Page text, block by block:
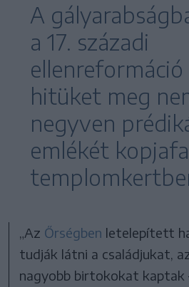
A
a 17. századi
ellenreformáció
hitüket meg
negyven
emlékét
„Az Őrségben letelepített
tudják látni a családjukat,
nagyobb birtokokat kaptak